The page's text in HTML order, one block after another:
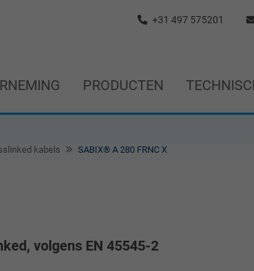
+31 497 575201
PRODUCTEN
kabels SABIX® A 280 FRNC X
volgens EN 45545-2